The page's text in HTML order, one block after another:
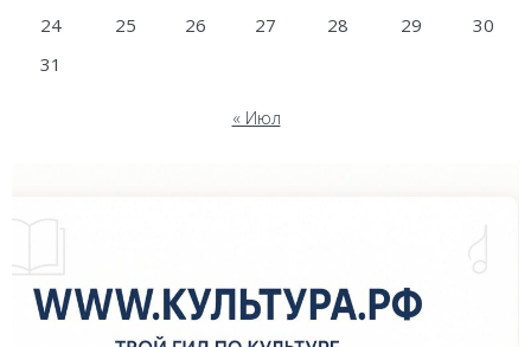
24
25 26 27 28 29
30
31
« Июл